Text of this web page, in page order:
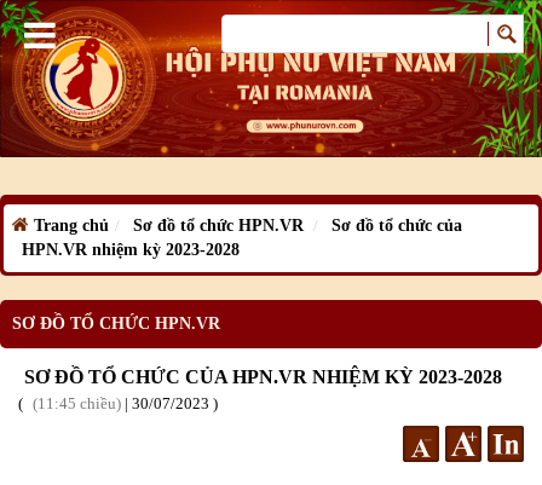
Trang chủ Sơ đồ tổ chức HPN.VR
Sơ đồ tổ chức của
HPN.VR nhiệm kỳ 2023-2028
SƠ ĐỒ TỔ CHỨC HPN.VR
SƠ ĐỒ TỔ CHỨC CỦA HPN.VR NHIỆM KỲ 2023-2028
11:45 chiều | 30/07/2023